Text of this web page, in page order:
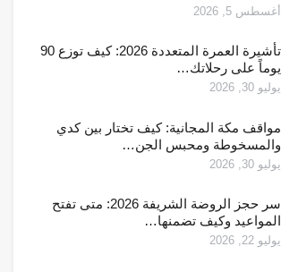
أغسطس 5, 2026
تأشيرة العمرة المتعددة 2026: كيف توزع 90
يوماً على رحلاتك…
يوليو 30, 2026
مواقف مكة المجانية: كيف تختار بين كدي
والمسخوطة ومحبس الجن…
يوليو 30, 2026
سر حجز الروضة الشريفة 2026: متى تفتح
المواعيد وكيف تضمنها…
يوليو 22, 2026